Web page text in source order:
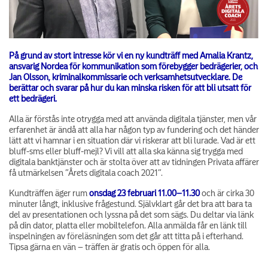
På grund av stort intresse kör vi en ny kundträff med Amalia Krantz,
ansvarig Nordea för kommunikation som förebygger bedrägerier, och
Jan Olsson, kriminalkommissarie och verksamhetsutvecklare. De
berättar och svarar på hur du kan minska risken för att bli utsatt för
ett bedrägeri.
Alla är förstås inte otrygga med att använda digitala tjänster, men vår
erfarenhet är ändå att alla har någon typ av fundering och det händer
lätt att vi hamnar i en situation där vi riskerar att bli lurade. Vad är ett
bluff-sms eller bluff-mejl? Vi vill att alla ska känna sig trygga med
digitala banktjänster och är stolta över att av tidningen Privata affärer
få utmärkelsen ”Årets digitala coach 2021”.
Kundträffen äger rumonsdag 23 februari 11.00–11.30och är cirka 30
minuter långt, inklusive frågestund. Självklart går det bra att bara ta
del av presentationen och lyssna på det som sägs. Du deltar via länk
på din dator, platta eller mobiltelefon. Alla anmälda får en länk till
inspelningen av föreläsningen som det går att titta på i efterhand.
Tipsa gärna en vän – träffen är gratis och öppen för alla.